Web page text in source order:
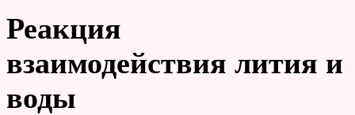
Реакция
взаимодействия лития и
воды